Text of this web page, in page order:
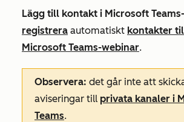
Lägg till kontakt i Microsoft
registrera automatiskt kontakter
Microsoft Teams-webinar.
Observera: det går inte att
aviseringar till privata kanaler i
Teams.